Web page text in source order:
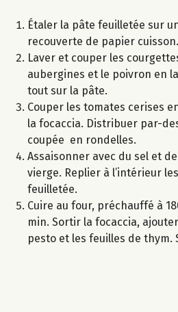
Étaler la pâte feuilletée sur
recouverte de papier cuisson.
Laver et couper les
aubergines et le poivron en
tout sur la pâte.
Couper les tomates cerises
la focaccia. Distribuer par-
coupée en rondelles.
Assaisonner avec du sel et de
vierge. Replier à l’intérieur
feuilletée.
Cuire au four, préchauffé à
min. Sortir la focaccia,
pesto et les feuilles de thym.